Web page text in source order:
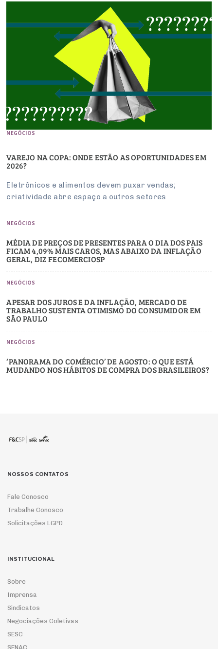
NEGÓCIOS
VAREJO NA COPA: ONDE ESTÃO AS OPORTUNIDADES EM
2026?
Eletrônicos e alimentos devem puxar vendas;
criatividade abre espaço a outros setores
NEGÓCIOS
MÉDIA DE PREÇOS DE PRESENTES PARA O DIA DOS PAIS
FICAM 4,09% MAIS CAROS, MAS ABAIXO DA INFLAÇÃO
GERAL, DIZ FECOMERCIOSP
NEGÓCIOS
APESAR DOS JUROS E DA INFLAÇÃO, MERCADO DE
TRABALHO SUSTENTA OTIMISMO DO CONSUMIDOR EM
SÃO PAULO
NEGÓCIOS
‘PANORAMA DO COMÉRCIO’ DE AGOSTO: O QUE ESTÁ
MUDANDO NOS HÁBITOS DE COMPRA DOS BRASILEIROS?
NOSSOS CONTATOS
Fale Conosco
Trabalhe Conosco
Solicitações LGPD
INSTITUCIONAL
Sobre
Imprensa
Sindicatos
Negociações Coletivas
SESC
SENAC